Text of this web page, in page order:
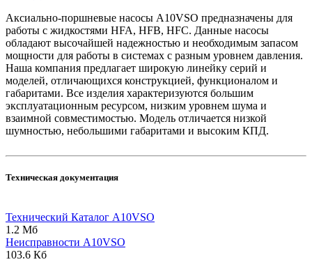
Аксиально-поршневые насосы A10VSO предназначены для
работы с жидкостями HFA, HFB, HFC. Данные насосы
обладают высочайшей надежностью и необходимым запасом
мощности для работы в системах с разным уровнем давления.
Наша компания предлагает широкую линейку серий и
моделей, отличающихся конструкцией, функционалом и
габаритами. Все изделия характеризуются большим
эксплуатационным ресурсом, низким уровнем шума и
взаимной совместимостью. Модель отличается низкой
шумностью, небольшими габаритами и высоким КПД.
Техническая документация
Технический Каталог A10VSO
1.2 Мб
Неисправности A10VSO
103.6 Кб